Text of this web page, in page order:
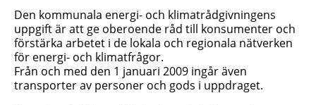
Den kommunala energi- och klimatrådgivningens
uppgift är att ge oberoende råd till konsumenter och
förstärka arbetet i de lokala och regionala nätverken
för energi- och klimatfrågor.
Från och med den 1 januari 2009 ingår även
transporter av personer och gods i uppdraget.